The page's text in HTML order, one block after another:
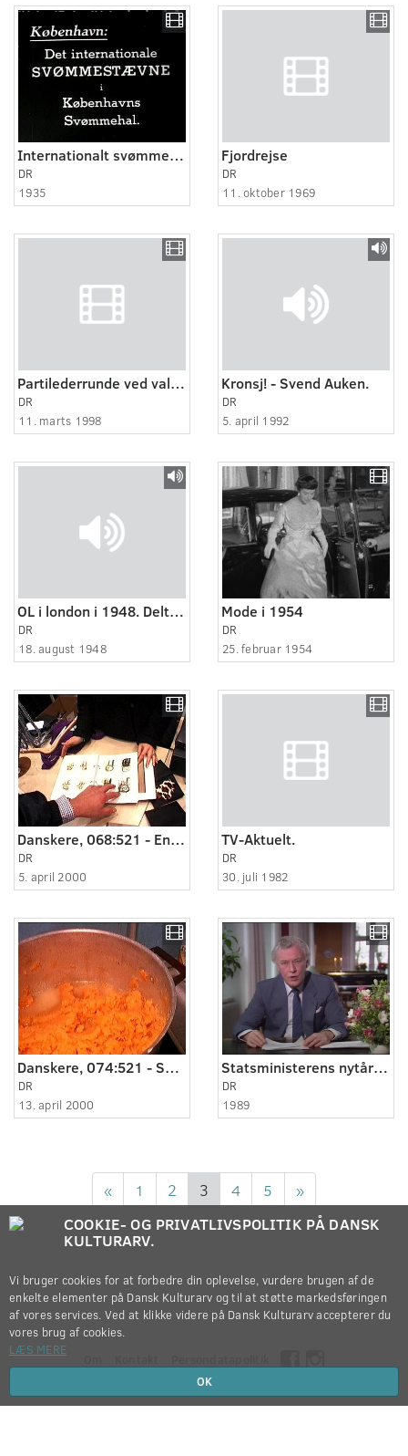
Internationalt svømmestævne
DR
1935
Fjordrejse
DR
11. oktober 1969
Partilederrunde ved valgaften 1998
DR
11. marts 1998
Kronsj! - Svend Auken.
DR
5. april 1992
OL i london i 1948. Deltagerne vender hjem
DR
18. august 1948
Mode i 1954
DR
25. februar 1954
Danskere, 068:521 - En dårlig salgstur.
DR
5. april 2000
TV-Aktuelt.
DR
30. juli 1982
Danskere, 074:521 - Socialistisk kålrabi.
DR
13. april 2000
Statsministerens nytårstale 1989, v. Poul Schlüter.
DR
1989
« 1 2 3 4 5 »
Copyright © 2012-2026
COOKIE- OG PRIVATLIVSPOLITIK PÅ DANSK
KULTURARV.
Vi bruger cookies for at forbedre din oplevelse, vurdere brugen af de
enkelte elementer på Dansk Kulturarv og til at støtte markedsføringen
af vores services. Ved at klikke videre på Dansk Kulturarv accepterer du
vores brug af cookies.
LÆS MERE
OK